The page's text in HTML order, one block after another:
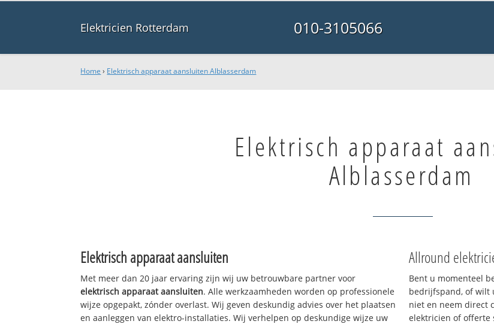
Elektricien Rotterdam 010-3105066
Home › Elektrisch apparaat aansluiten Alblasserdam
Elektrisch apparaat
Alblasserdam
Elektrisch apparaat aansluiten
Met meer dan 20 jaar ervaring zijn wij uw betrouwbare partner voor
elektrisch apparaat aansluiten. Alle werkzaamheden worden op professionele
wijze opgepakt, zónder overlast. Wij geven deskundig advies over het plaatsen
en aanleggen van elektro-installaties. Wij verhelpen op deskundige wijze uw
Allround
Bent u momenteel
bedrijfspand, of wilt
niet en neem direct
elektricien of offerte